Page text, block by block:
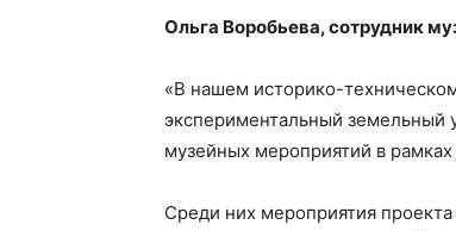
Ольга Воробьева, сотрудник
«В нашем историко-
экспериментальный земельный
музейных мероприятий в
Среди них мероприятия